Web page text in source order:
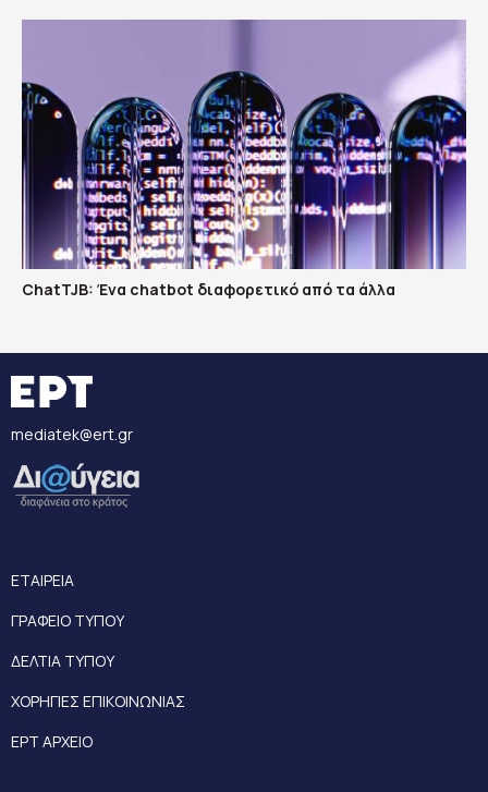
ChatTJB: Ένα chatbot διαφορετικό από τα άλλα
mediatek@ert.gr
ΕΤΑΙΡΕΙΑ
ΓΡΑΦΕΙΟ ΤΥΠΟΥ
ΔΕΛΤΙΑ ΤΥΠΟΥ
ΧΟΡΗΓΙΕΣ ΕΠΙΚΟΙΝΩΝΙΑΣ
ΕΡΤ ΑΡΧΕΙΟ